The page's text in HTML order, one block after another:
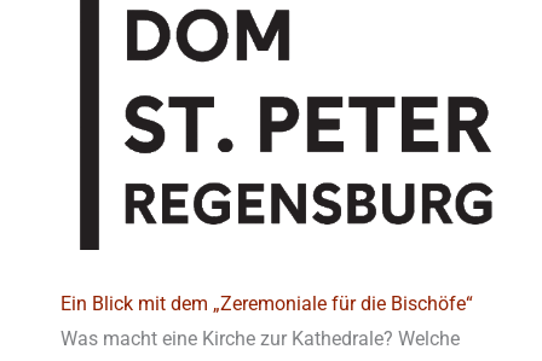
Ein Blick mit dem „Zeremoniale für die Bischöfe“
Was macht eine Kirche zur Kathedrale? Welche